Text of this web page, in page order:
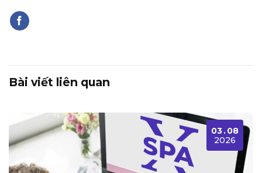
Bài viết liên quan
03.08
2026